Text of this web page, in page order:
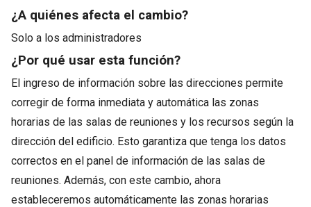
¿A quiénes afecta el cambio?
Solo a los administradores
¿Por qué usar esta función?
El ingreso de información sobre las direcciones permite
corregir de forma inmediata y automática las zonas
horarias de las salas de reuniones y los recursos según la
dirección del edificio. Esto garantiza que tenga los datos
correctos en el panel de información de las salas de
reuniones. Además, con este cambio, ahora
estableceremos automáticamente las zonas horarias